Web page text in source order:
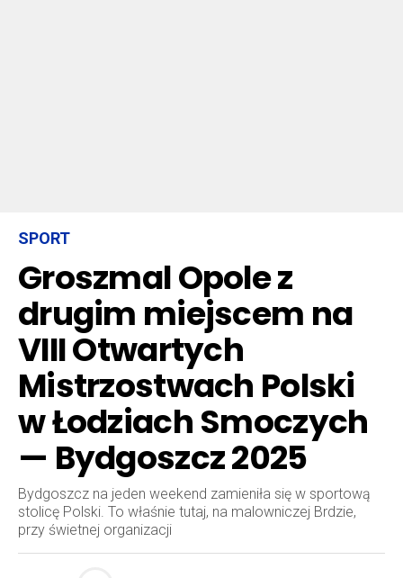
SPORT
Groszmal Opole z
drugim miejscem na
VIII Otwartych
Mistrzostwach Polski
w Łodziach Smoczych
— Bydgoszcz 2025
Bydgoszcz na jeden weekend zamieniła się w sportową
stolicę Polski. To właśnie tutaj, na malowniczej Brdzie,
przy świetnej organizacji